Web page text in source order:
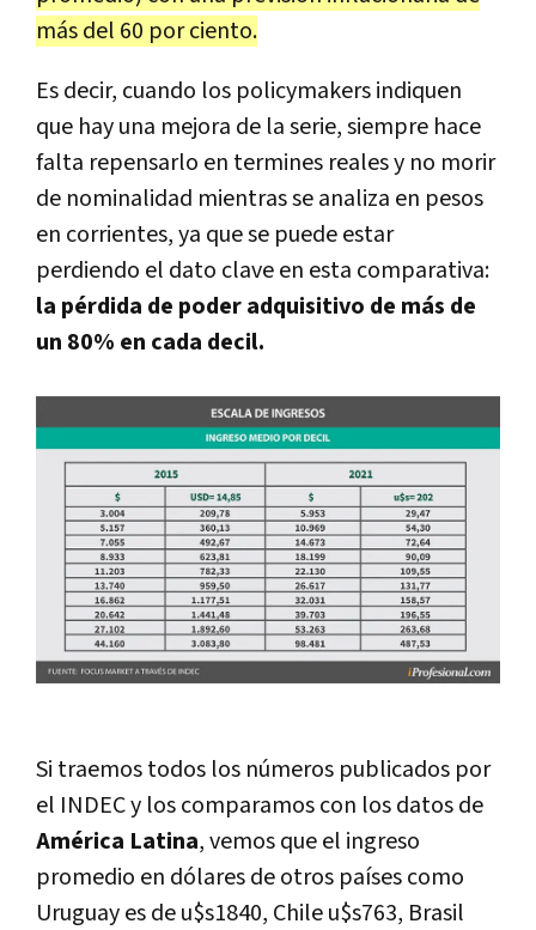
más del 60 por ciento.
Es decir, cuando los policymakers indiquen
que hay una mejora de la serie, siempre hace
falta repensarlo en termines reales y no morir
de nominalidad mientras se analiza en pesos
en corrientes, ya que se puede estar
perdiendo el dato clave en esta comparativa:
la pérdida de poder adquisitivo de más de
un 80% en cada decil.
Si traemos todos los números publicados por
el INDEC y los comparamos con los datos de
América Latina, vemos que el ingreso
promedio en dólares de otros países como
Uruguay es de u$s1840, Chile u$s763, Brasil